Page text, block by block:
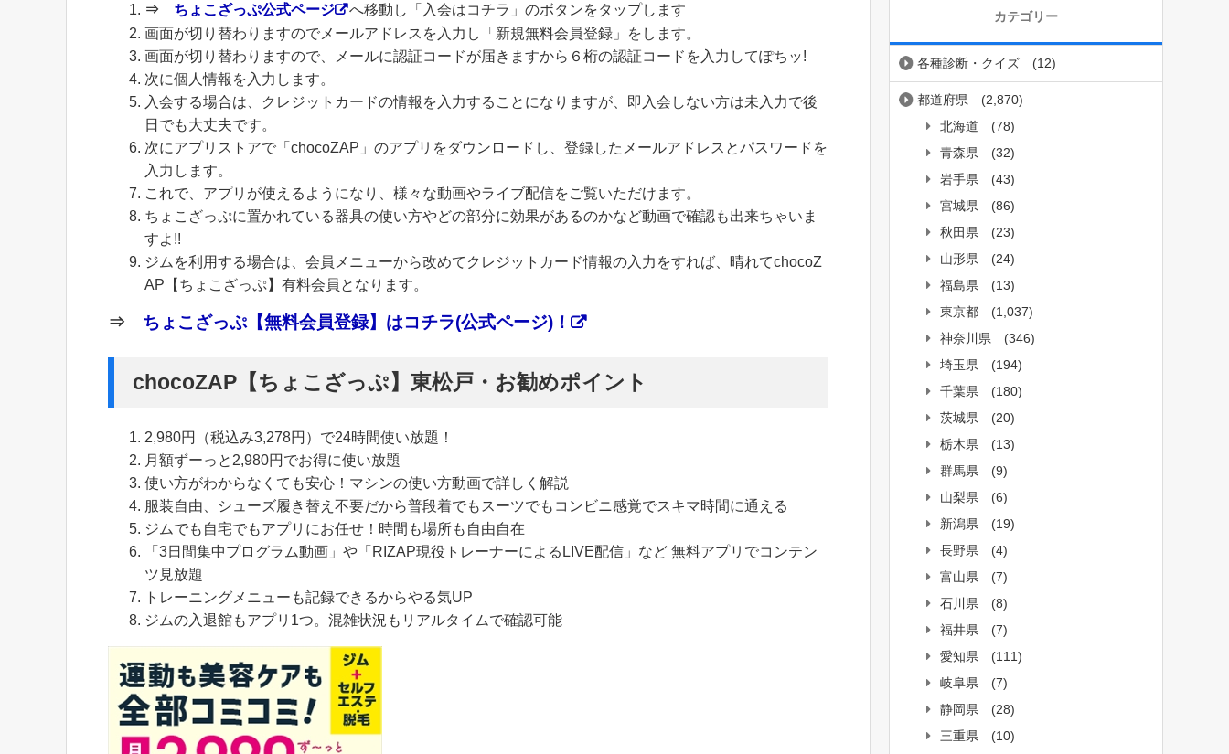
⇒ ちょこざっぷ公式ページ
へ移動し「入会はコチラ」のボタンをタップします
画面が切り替わりますのでメールアドレスを入力し「新規無料会員登録」をします。
画面が切り替わりますので、メールに認証コードが届きますから６桁の認証コードを入力してぽちッ!
次に個人情報を入力します。
入会する場合は、クレジットカードの情報を入力することになりますが、即入会しない方は未入力で後
日でも大丈夫です。
次にアプリストアで「chocoZAP」のアプリをダウンロードし、登録したメールアドレスとパスワードを
入力します。
これで、アプリが使えるようになり、様々な動画やライブ配信をご覧いただけます。
ちょこざっぷに置かれている器具の使い方やどの部分に効果があるのかなど動画で確認も出来ちゃいま
すよ!!
ジムを利用する場合は、会員メニューから改めてクレジットカード情報の入力をすれば、晴れてchocoZ
AP【ちょこざっぷ】有料会員となります。
⇒ ちょこざっぷ【無料会員登録】はコチラ(公式ページ)！
chocoZAP【ちょこざっぷ】東松戸・お勧めポイント
2,980円（税込み3,278円）で24時間使い放題！
月額ずーっと2,980円でお得に使い放題
使い方がわからなくても安心！マシンの使い方動画で詳しく解説
服装自由、シューズ履き替え不要だから普段着でもスーツでもコンビニ感覚でスキマ時間に通える
ジムでも自宅でもアプリにお任せ！時間も場所も自由自在
「3日間集中プログラム動画」や「RIZAP現役トレーナーによるLIVE配信」など 無料アプリでコンテン
ツ見放題
トレーニングメニューも記録できるからやる気UP
ジムの入退館もアプリ1つ。混雑状況もリアルタイムで確認可能
カテゴリー
各種診断・クイズ (12)
都道府県
(2,870)
北海道
(78)
青森県
(32)
岩手県
(43)
宮城県
(86)
秋田県
(23)
山形県
(24)
福島県
(13)
東京都
(1,037)
神奈川県
(346)
埼玉県
(194)
千葉県
(180)
茨城県
(20)
栃木県
(13)
群馬県
(9)
山梨県
(6)
新潟県
(19)
長野県
(4)
富山県
(7)
石川県
(8)
福井県
(7)
愛知県
(111)
岐阜県
(7)
静岡県
(28)
三重県
(10)